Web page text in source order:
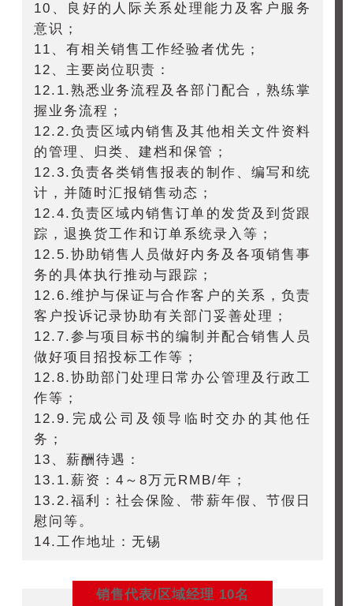
10、良好的人际关系处理能力及客户服务
意识；
11、有相关销售工作经验者优先；
12、主要岗位职责：
12.1.熟悉业务流程及各部门配合，熟练掌
握业务流程；
12.2.负责区域内销售及其他相关文件资料
的管理、归类、建档和保管；
12.3.负责各类销售报表的制作、编写和统
计，并随时汇报销售动态；
12.4.负责区域内销售订单的发货及到货跟
踪，退换货工作和订单系统录入等；
12.5.协助销售人员做好内务及各项销售事
务的具体执行推动与跟踪；
12.6.维护与保证与合作客户的关系，负责
客户投诉记录协助有关部门妥善处理；
12.7.参与项目标书的编制并配合销售人员
做好项目招投标工作等；
12.8.协助部门处理日常办公管理及行政工
作等；
12.9.完成公司及领导临时交办的其他任
务；
13、薪酬待遇：
13.1.薪资：4～8万元RMB/年；
13.2.福利：社会保险、带薪年假、节假日
慰问等。
14.工作地址：无锡
销售代表/区域经理 10名